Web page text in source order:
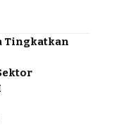
Tingkatkan